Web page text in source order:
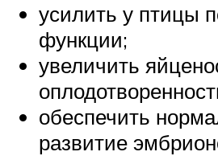
усилить у птицы
функции;
увеличить
обеспечить
развитие